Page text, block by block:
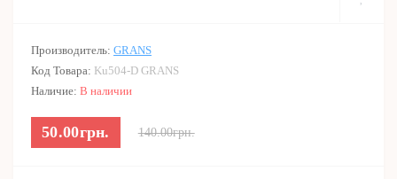
Производитель: GRANS
Код Товара: Ku504-D GRANS
Наличие: В наличии
50.00грн. 140.00грн.